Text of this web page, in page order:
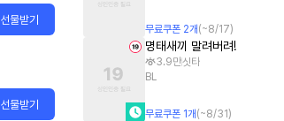
선물받기
무료쿠폰 2개 (~8/17)
선물받기
명태새끼 말려버려!
3.9만싯타
BL
무료쿠폰 1개 (~8/31 )